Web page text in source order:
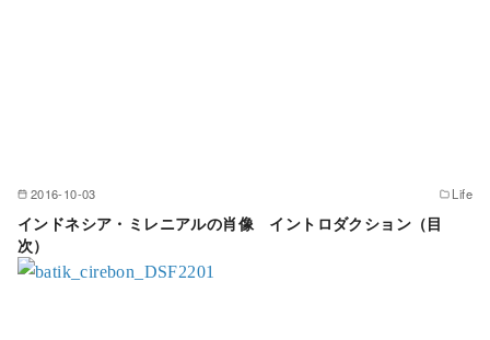
2016-10-03 Life
インドネシア・ミレニアルの肖像 イントロダクション（目
次）